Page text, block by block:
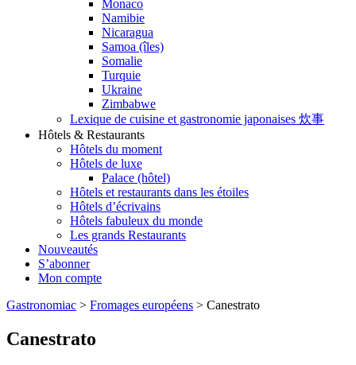
Monaco
Namibie
Nicaragua
Samoa (îles)
Somalie
Turquie
Ukraine
Zimbabwe
Lexique de cuisine et gastronomie japonaises 炊事
Hôtels & Restaurants
Hôtels du moment
Hôtels de luxe
Palace (hôtel)
Hôtels et restaurants dans les étoiles
Hôtels d’écrivains
Hôtels fabuleux du monde
Les grands Restaurants
Nouveautés
S’abonner
Mon compte
Gastronomiac > Fromages européens > Canestrato
Canestrato